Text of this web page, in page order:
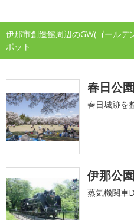
伊那市創造館周辺のGW(ゴール
ポット
春日公
春日城跡を
伊那公園
蒸気機関車